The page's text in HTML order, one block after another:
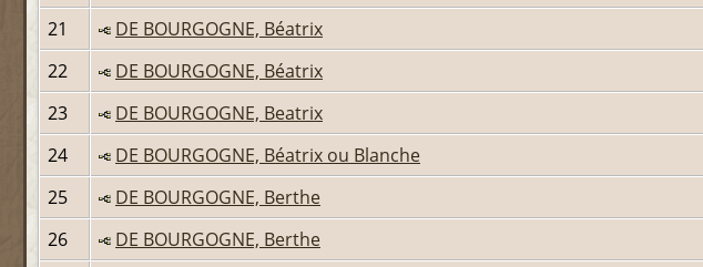
21
DE BOURGOGNE, Béatrix
22
DE BOURGOGNE, Béatrix
23
DE BOURGOGNE, Beatrix
24
DE BOURGOGNE, Béatrix ou Blanche
25
DE BOURGOGNE, Berthe
26
DE BOURGOGNE, Berthe